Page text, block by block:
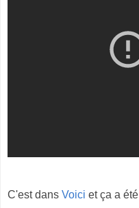
C'est dans Voici et ça a